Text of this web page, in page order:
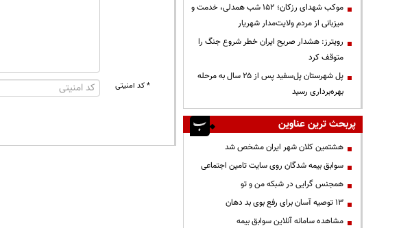
* کد امنیتی
موکب شهدای رزکان؛ ۱۵۲ شب همدلی، خدمت و
میزبانی از مردم ولایت‌مدار شهریار
رویترز: هشدار صریح ایران خطر شروع جنگ را
متوقف کرد
پل شهرستان پل‌سفید پس از ۲۵ سال به مرحله
بهره‌برداری رسید
پربحث ترین عناوین
هشتمین کلان شهر ایران مشخص شد
سوابق بیمه شدگان روی سایت تامین اجتماعی
همجنس گرایی در شبکه من و تو
13 توصیه آسان برای رفع بوی بد دهان
مشاهده سامانه آنلاين سوابق بیمه